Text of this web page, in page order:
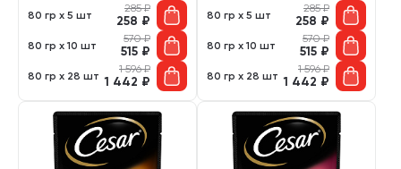
80 гр х 5 шт
285₽
258 ₽
80 гр х 10 шт
570₽
515 ₽
80 гр х 28 шт
1 596₽
1 442 ₽
80 гр х 5 шт
285₽
258 ₽
80 гр х 10 шт
570₽
515 ₽
80 гр х 28 шт
1 596₽
1 442 ₽